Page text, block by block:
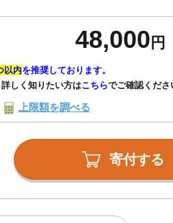
48,000 円
以内を推奨しております。
しく知りたい方はこちらでご確認くださ
上限額を調べる
寄付する